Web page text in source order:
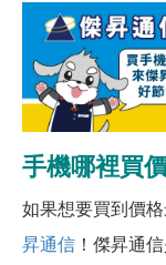
手機哪裡買
如果想要買到價
昇通信 ！傑昇通